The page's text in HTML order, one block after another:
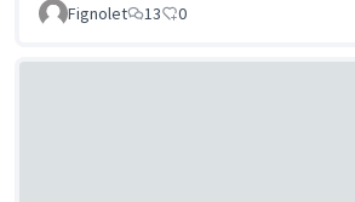
Fignolet
13 0